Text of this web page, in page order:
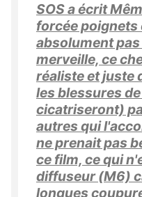
SOS a écrit
forcée poignets
absolument pas
merveille, ce
réaliste et juste
les blessures
cicatriseront)
autres qui
ne prenait pas
ce film, ce qui
diffuseur (M6)
longues